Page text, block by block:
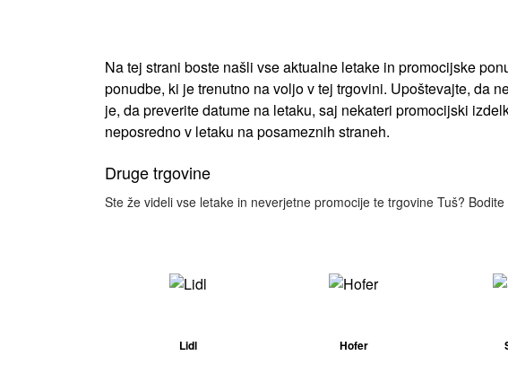
Na tej strani boste našli vse aktualne letake in promocijske
ponudbe, ki je trenutno na voljo v tej trgovini. Upoštevajte, da
je, da preverite datume na letaku, saj nekateri promocijski
neposredno v letaku na posameznih straneh.
Druge trgovine
Ste že videli vse letake in neverjetne promocije te trgovine Tuš?
Lidl Hofer